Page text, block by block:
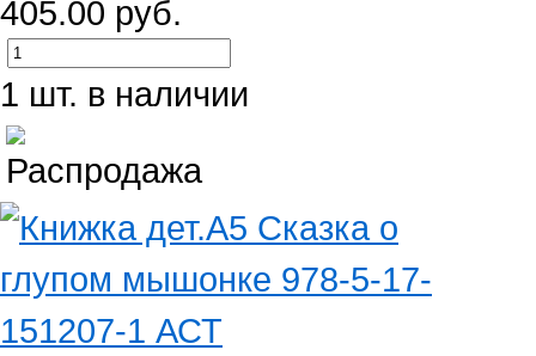
405.00 руб.
1 шт. в наличии